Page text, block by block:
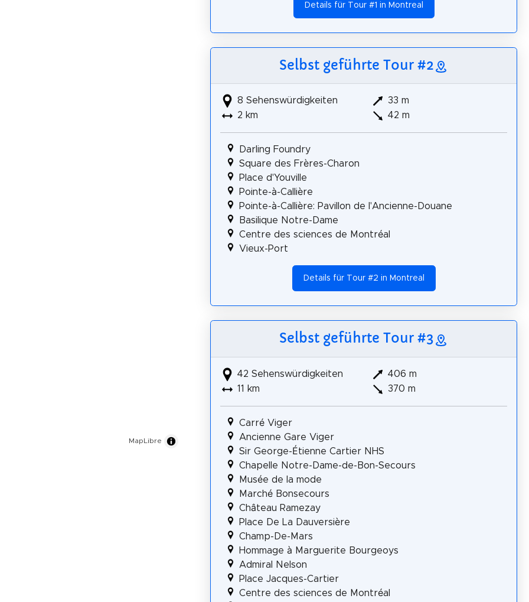
MapLibre
Details für Tour #1 in Montreal
Selbst geführte Tour #2
8 Sehenswürdigkeiten
2 km
33 m
42 m
Darling Foundry
Square des Frères-Charon
Place d'Youville
Pointe-à-Callière
Pointe-à-Callière: Pavillon de l'Ancienne-Douane
Basilique Notre-Dame
Centre des sciences de Montréal
Vieux-Port
Details für Tour #2 in Montreal
Selbst geführte Tour #3
42 Sehenswürdigkeiten
11 km
406 m
370 m
Carré Viger
Ancienne Gare Viger
Sir George-Étienne Cartier NHS
Chapelle Notre-Dame-de-Bon-Secours
Musée de la mode
Marché Bonsecours
Château Ramezay
Place De La Dauversière
Champ-De-Mars
Hommage à Marguerite Bourgeoys
Admiral Nelson
Place Jacques-Cartier
Centre des sciences de Montréal